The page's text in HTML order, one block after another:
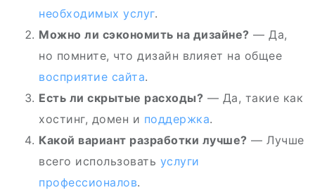
необходимых услуг.
Можно ли сэкономить на дизайне? — Да,
но помните, что дизайн влияет на общее
восприятие сайта.
Есть ли скрытые расходы? — Да, такие как
хостинг, домен и поддержка.
Какой вариант разработки лучше? — Лучше
всего использовать услуги
профессионалов.